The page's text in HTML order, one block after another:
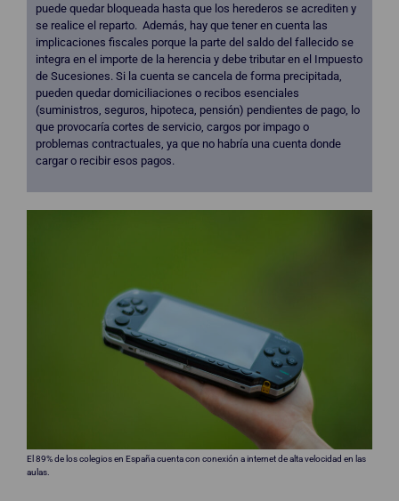
puede quedar bloqueada hasta que los herederos se acrediten y
se realice el reparto. Además, hay que tener en cuenta las
implicaciones fiscales porque la parte del saldo del fallecido se
integra en el importe de la herencia y debe tributar en el Impuesto
de Sucesiones. Si la cuenta se cancela de forma precipitada,
pueden quedar domiciliaciones o recibos esenciales
(suministros, seguros, hipoteca, pensión) pendientes de pago, lo
que provocaría cortes de servicio, cargos por impago o
problemas contractuales, ya que no habría una cuenta donde
cargar o recibir esos pagos.
El 89% de los colegios en España cuenta con conexión a internet de alta velocidad en las
aulas.